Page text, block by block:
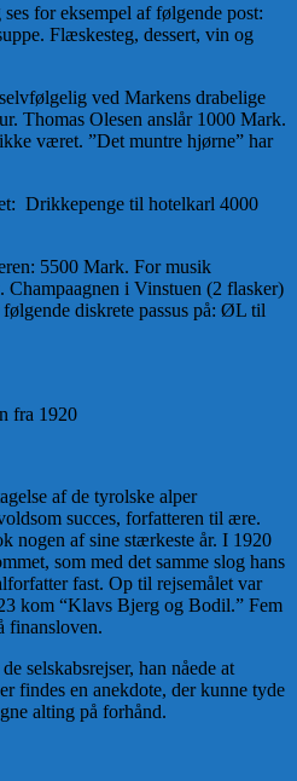
for eksempel af følgende post:
Flæskesteg, dessert, vin og
ved Markens drabelige
Thomas Olesen anslår 1000 Mark.
været. ”Det muntre hjørne” har
Drikkepenge til hotelkarl 4000
5500 Mark. For musik
i Vinstuen (2 flasker)
diskrete passus på: ØL til
fra 1920
af de tyrolske alper
succes, forfatteren til ære.
nogen af sine stærkeste år. I 1920
som med det samme slog hans
fast. Op til rejsemålet var
kom “Klavs Bjerg og Bodil.” Fem
finansloven.
selskabsrejser, han nåede at
findes en anekdote, der kunne tyde
alting på forhånd.